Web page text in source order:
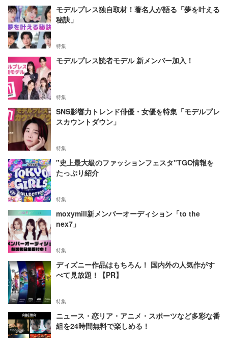
モデルプレス独自取材！著名人が語る「夢を叶える
秘訣」
特集
モデルプレス読者モデル 新メンバー加入！
特集
SNS影響力トレンド俳優・女優を特集「モデルプレ
スカウントダウン」
特集
"史上最大級のファッションフェスタ"TGC情報を
たっぷり紹介
特集
moxymill新メンバーオーディション「to the
nex7」
特集
ディズニー作品はもちろん！ 国内外の人気作がす
べて見放題！【PR】
特集
ニュース・恋リア・アニメ・スポーツなど多彩な番
組を24時間無料で楽しめる！